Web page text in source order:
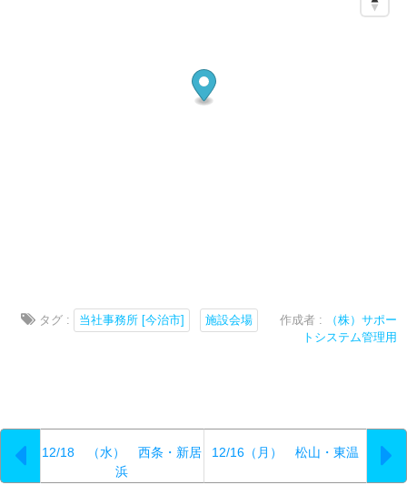
タグ : 当社事務所 [今治市] 施設会場 作成者 :
（株）サポー
トシステム管理用
12/18 （水） 西条・新居
浜
12/16（月） 松山・東温